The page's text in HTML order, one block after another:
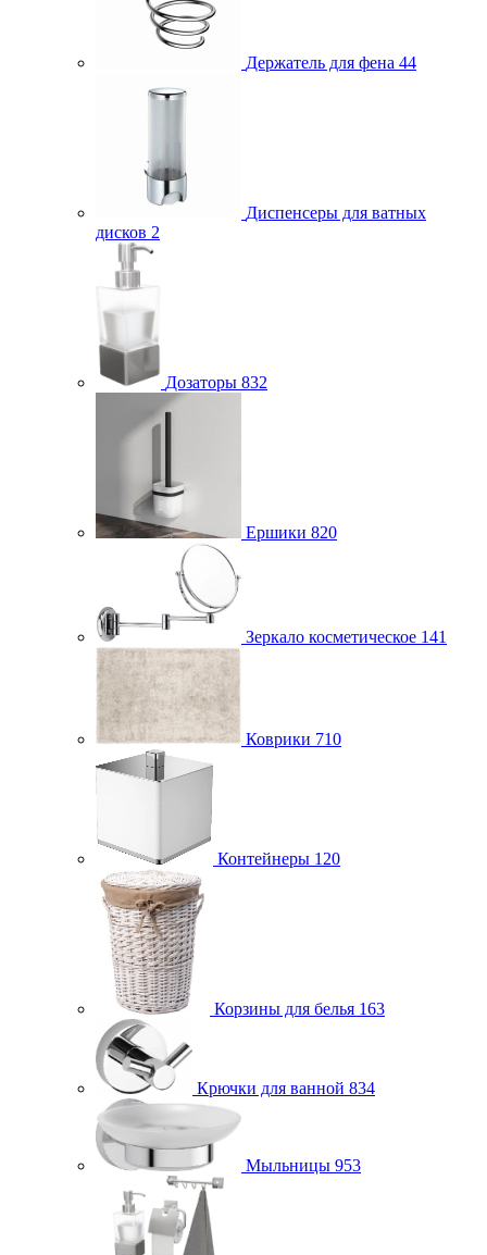
Держатель для фена 44
Диспенсеры для ватных
дисков 2
Дозаторы 832
Ершики 820
Зеркало косметическое 141
Коврики 710
Контейнеры 120
Корзины для белья 163
Крючки для ванной 834
Мыльницы 953